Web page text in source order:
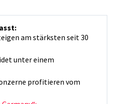
am stärksten seit 30
unter einem
profitieren vom